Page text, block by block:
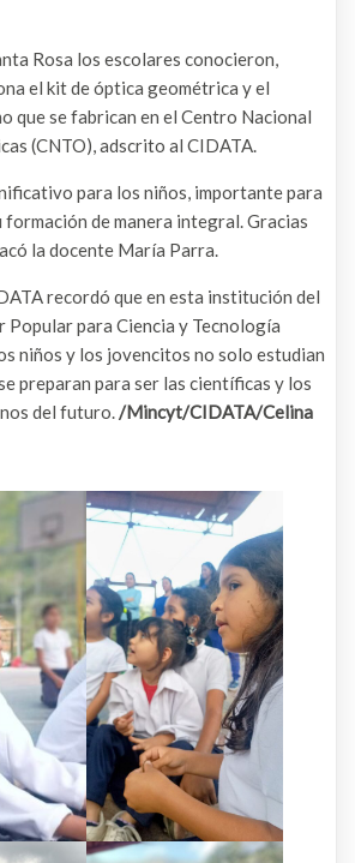
Rosa los escolares conocieron,
el kit de óptica geométrica y el
que se fabrican en el Centro Nacional
(CNTO), adscrito al CIDATA.
para los niños, importante para
de manera integral. Gracias
la docente María Parra.
recordó que en esta institución del
para Ciencia y Tecnología
niños y los jovencitos no solo estudian
preparan para ser las científicas y los
del futuro./Mincyt/CIDATA/Celina